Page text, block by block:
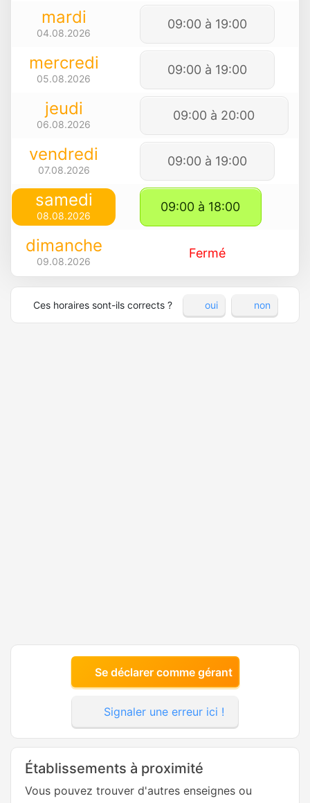
mardi
04.08.2026
09:00 à 19:00
mercredi
05.08.2026
09:00 à 19:00
jeudi
06.08.2026
09:00 à 20:00
vendredi
07.08.2026
09:00 à 19:00
samedi
08.08.2026
09:00 à 18:00
dimanche
09.08.2026
Fermé
Ces horaires sont-ils corrects ? oui non
Se déclarer comme gérant
Signaler une erreur ici !
Établissements à proximité
Vous pouvez trouver d'autres enseignes ou